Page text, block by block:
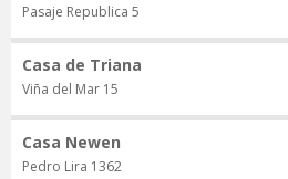
Pasaje Republica 5
Casa de Triana
Viña del Mar 15
Casa Newen
Pedro Lira 1362